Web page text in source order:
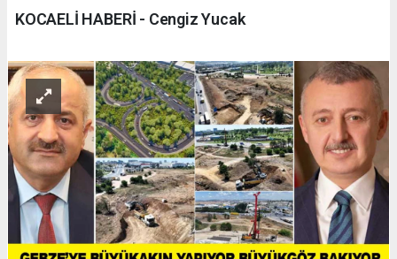
KOCAELİ HABERİ - Cengiz Yucak